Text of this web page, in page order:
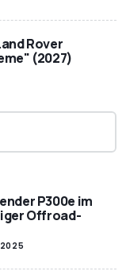
Rover
(2027)
P300e im
Offroad-